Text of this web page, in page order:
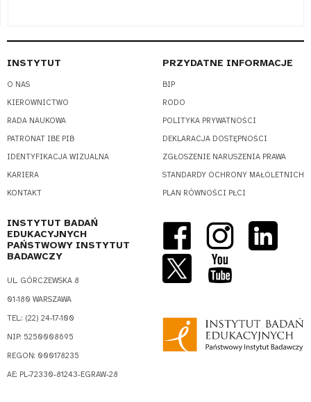
INSTYTUT
O NAS
KIEROWNICTWO
RADA NAUKOWA
PATRONAT IBE PIB
IDENTYFIKACJA WIZUALNA
KARIERA
KONTAKT
PRZYDATNE INFORMACJE
BIP
RODO
POLITYKA PRYWATNOŚCI
DEKLARACJA DOSTĘPNOŚCI
ZGŁOSZENIE NARUSZENIA PRAWA
STANDARDY OCHRONY MAŁOLETNICH
PLAN RÓWNOŚCI PŁCI
INSTYTUT BADAŃ
EDUKACYJNYCH
PAŃSTWOWY INSTYTUT
BADAWCZY
UL. GÓRCZEWSKA 8
01-180 WARSZAWA
TEL.: (22) 24-17-100
NIP: 5250008695
REGON: 000178235
AE: PL-72330-81243-EGRAW-28